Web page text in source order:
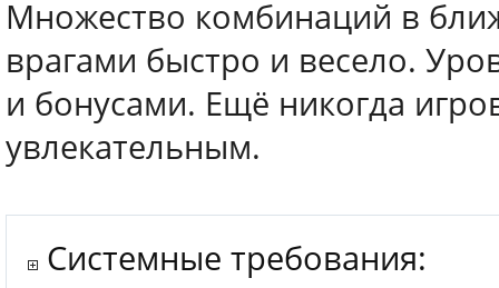
Множество комбинаций в
врагами быстро и весело.
и бонусами. Ещё никогда
увлекательным.
Системные требования: